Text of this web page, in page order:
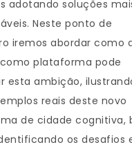
adotando soluções
Neste ponto de
iremos abordar como
plataforma pode
esta ambição,
reais deste novo
de cidade cognitiva,
os desafios